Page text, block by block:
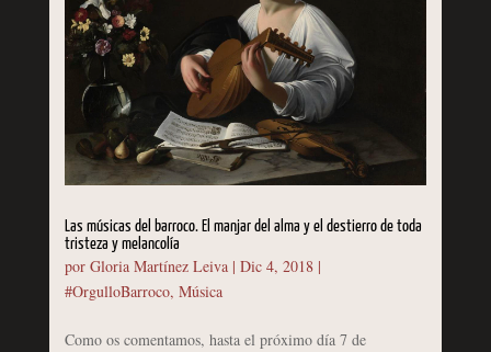
Las músicas del barroco. El manjar del alma y el destierro de toda
tristeza y melancolía
por Gloria Martínez Leiva| Dic 4, 2018|
#OrgulloBarroco, Música
Como os comentamos, hasta el próximo día 7 de